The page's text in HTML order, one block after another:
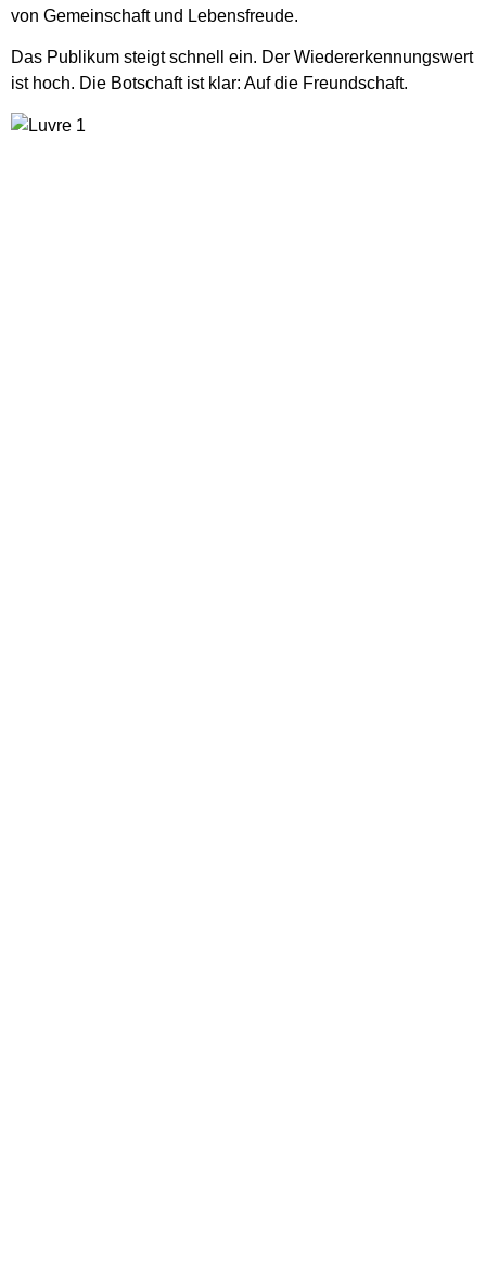
von Gemeinschaft und Lebensfreude.
Das Publikum steigt schnell ein. Der Wiedererkennungswert
ist hoch. Die Botschaft ist klar: Auf die Freundschaft.